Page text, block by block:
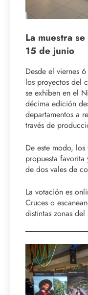
La muestra
15 de junio
Desde el viernes
los proyectos del
se exhiben en el
décima edición
departamentos a
través de
De este modo,
propuesta
de dos vales de
La votación es
Cruces o
distintas zonas